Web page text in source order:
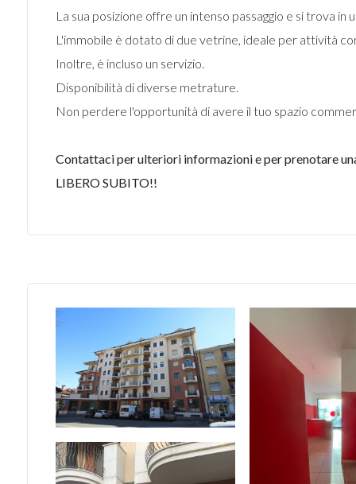
La sua posizione offre un intenso passaggio e si trova in
L'immobile è dotato di due vetrine, ideale per attività
Inoltre, è incluso un servizio.
Disponibilità di diverse metrature.
Non perdere l'opportunità di avere il tuo spazio
Contattaci per ulteriori informazioni e per prenotare
LIBERO SUBITO!!